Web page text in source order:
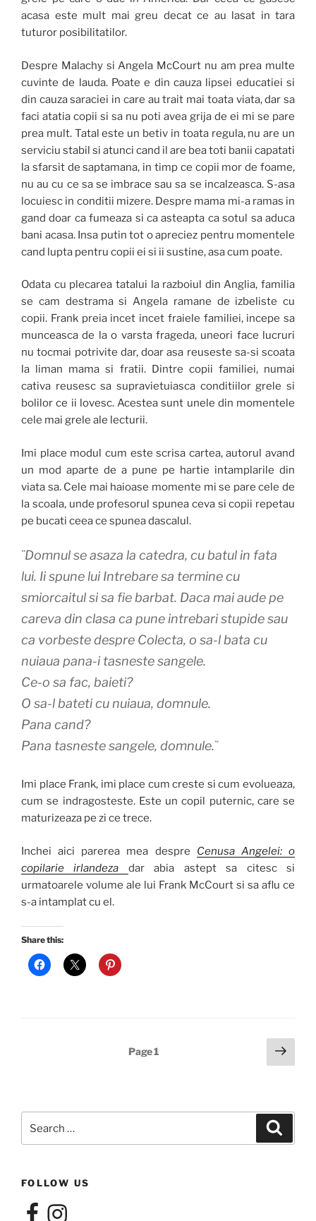
acasa este mult mai greu decat ce au lasat in tara
tuturor posibilitatilor.
Despre Malachy si Angela McCourt nu am prea multe
cuvinte de lauda. Poate e din cauza lipsei educatiei si
din cauza saraciei in care au trait mai toata viata, dar sa
faci atatia copii si sa nu poti avea grija de ei mi se pare
prea mult. Tatal este un betiv in toata regula, nu are un
serviciu stabil si atunci cand il are bea toti banii capatati
la sfarsit de saptamana, in timp ce copii mor de foame,
nu au cu ce sa se imbrace sau sa se incalzeasca. S-asa
locuiesc in conditii mizere. Despre mama mi-a ramas in
gand doar ca fumeaza si ca asteapta ca sotul sa aduca
bani acasa. Insa putin tot o apreciez pentru momentele
cand lupta pentru copii ei si ii sustine, asa cum poate.
Odata cu plecarea tatalui la razboiul din Anglia, familia
se cam destrama si Angela ramane de izbeliste cu
copii. Frank preia incet incet fraiele familiei, incepe sa
munceasca de la o varsta frageda, uneori face lucruri
nu tocmai potrivite dar, doar asa reuseste sa-si scoata
la liman mama si fratii. Dintre copii familiei, numai
cativa reusesc sa supravietuiasca conditiilor grele si
bolilor ce ii lovesc. Acestea sunt unele din momentele
cele mai grele ale lecturii.
Imi place modul cum este scrisa cartea, autorul avand
un mod aparte de a pune pe hartie intamplarile din
viata sa. Cele mai haioase momente mi se pare cele de
la scoala, unde profesorul spunea ceva si copii repetau
pe bucati ceea ce spunea dascalul.
¨Domnul se asaza la catedra, cu batul in fata
lui. Ii spune lui Intrebare sa termine cu
smiorcaitul si sa fie barbat. Daca mai aude pe
careva din clasa ca pune intrebari stupide sau
ca vorbeste despre Colecta, o sa-l bata cu
nuiaua pana-i tasneste sangele.
Ce-o sa fac, baieti?
O sa-l bateti cu nuiaua, domnule.
Pana cand?
Pana tasneste sangele, domnule.¨
Imi place Frank, imi place cum creste si cum evolueaza,
cum se indragosteste. Este un copil puternic, care se
maturizeaza pe zi ce trece.
Inchei aici parerea mea despre Cenusa Angelei: o
copilarie irlandeza dar abia astept sa citesc si
urmatoarele volume ale lui Frank McCourt si sa aflu ce
s-a intamplat cu el.
Share this:
Page1
Next
page
FOLLOW US
FacebookInstagram